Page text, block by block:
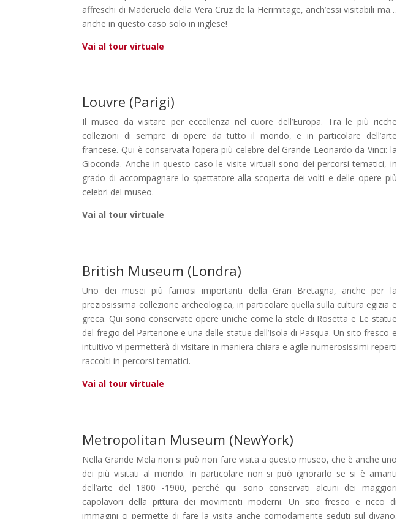
affreschi di Maderuelo della Vera Cruz de la Herimitage, anch’essi visitabili ma…
anche in questo caso solo in inglese!
Vai al tour virtuale
Louvre (Parigi)
Il museo da visitare per eccellenza nel cuore dell’Europa. Tra le più ricche
collezioni di sempre di opere da tutto il mondo, e in particolare dell’arte
francese. Qui è conservata l’opera più celebre del Grande Leonardo da Vinci: la
Gioconda. Anche in questo caso le visite virtuali sono dei percorsi tematici, in
grado di accompagnare lo spettatore alla scoperta dei volti e delle opere più
celebri del museo.
Vai al tour virtuale
British Museum (Londra)
Uno dei musei più famosi importanti della Gran Bretagna, anche per la
preziosissima collezione archeologica, in particolare quella sulla cultura egizia e
greca. Qui sono conservate opere uniche come la stele di Rosetta e Le statue
del fregio del Partenone e una delle statue dell’Isola di Pasqua. Un sito fresco e
intuitivo vi permetterà di visitare in maniera chiara e agile numerosissimi reperti
raccolti in percorsi tematici.
Vai al tour virtuale
Metropolitan Museum (NewYork)
Nella Grande Mela non si può non fare visita a questo museo, che è anche uno
dei più visitati al mondo. In particolare non si può ignorarlo se si è amanti
dell’arte del 1800 -1900, perché qui sono conservati alcuni dei maggiori
capolavori della pittura dei movimenti moderni. Un sito fresco e ricco di
immagini ci permette di fare la visita anche comodamente seduti sul divano.